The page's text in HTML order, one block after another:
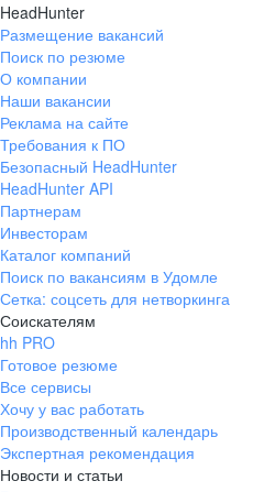
HeadHunter
Размещение вакансий
Поиск по резюме
О компании
Наши вакансии
Реклама на сайте
Требования к ПО
Безопасный HeadHunter
HeadHunter API
Партнерам
Инвесторам
Каталог компаний
Поиск по вакансиям в Удомле
Сетка: соцсеть для нетворкинга
Соискателям
hh PRO
Готовое резюме
Все сервисы
Хочу у вас работать
Производственный календарь
Экспертная рекомендация
Новости и статьи